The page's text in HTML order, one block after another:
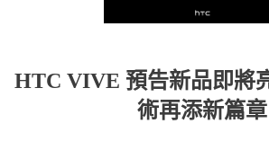
HTC VIVE 預告新品即將
術再添新篇章